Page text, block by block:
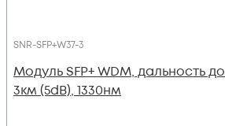
SNR-SFP+W37-3
Модуль SFP+ WDM, дальность до
3км (5dB), 1330нм